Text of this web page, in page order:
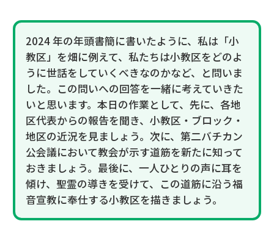
2024 年の年頭書簡に書いたように、私は「小
教区」を畑に例えて、私たちは小教区をどのよ
うに世話をしていくべきなのかなど、と問いま
した。この問いへの回答を一緒に考えていきた
いと思います。本日の作業として、先に、各地
区代表からの報告を聞き、小教区・ブロック・
地区の近況を見ましょう。次に、第二バチカン
公会議において教会が示す道筋を新たに知って
おきましょう。最後に、一人ひとりの声に耳を
傾け、聖霊の導きを受けて、この道筋に沿う福
音宣教に奉仕する小教区を描きましょう。